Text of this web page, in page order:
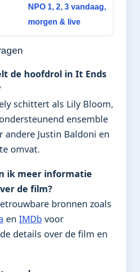
NPO 1, 2, 3 vandaag,
morgen & live
de hoofdrol in It Ends
schittert als Lily Bloom,
ensemble
andere Justin Baldoni en
omvat.
ik meer informatie
de film?
bronnen zoals
en IMDb voor
details over de film en